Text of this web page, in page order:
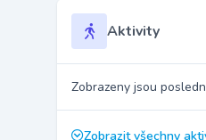
Aktivity
Zobrazeny jsou
Zobrazit všechny